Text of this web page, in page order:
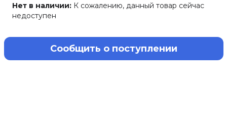
Нет в наличии: К сожалению, данный товар сейчас
недоступен
Сообщить о поступлении